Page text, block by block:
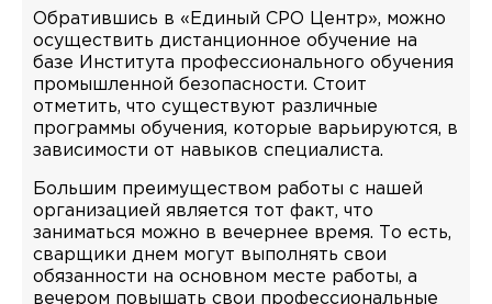
Обратившись в «Единый СРО Центр», можно
осуществить дистанционное обучение на
базе Института профессионального обучения
промышленной безопасности. Стоит
отметить, что существуют различные
программы обучения, которые варьируются, в
зависимости от навыков специалиста.
Большим преимуществом работы с нашей
организацией является тот факт, что
заниматься можно в вечернее время. То есть,
сварщики днем могут выполнять свои
обязанности на основном месте работы, а
вечером повышать свои профессиональные